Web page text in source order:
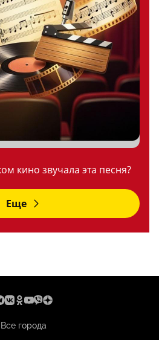
кино звучала эта песня?
Еще
Все города